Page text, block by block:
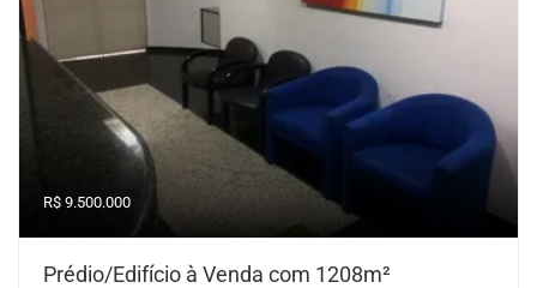
R$ 9.500.000
Prédio/Edifício à Venda com 1208m²